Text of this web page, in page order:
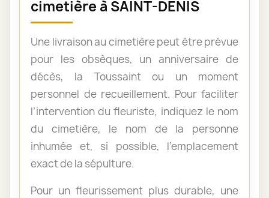
cimetière à SAINT-DENIS
Une livraison au cimetière peut être prévue
pour les obsèques, un anniversaire de
décès, la Toussaint ou un moment
personnel de recueillement. Pour faciliter
l’intervention du fleuriste, indiquez le nom
du cimetière, le nom de la personne
inhumée et, si possible, l’emplacement
exact de la sépulture.
Pour un fleurissement plus durable, une